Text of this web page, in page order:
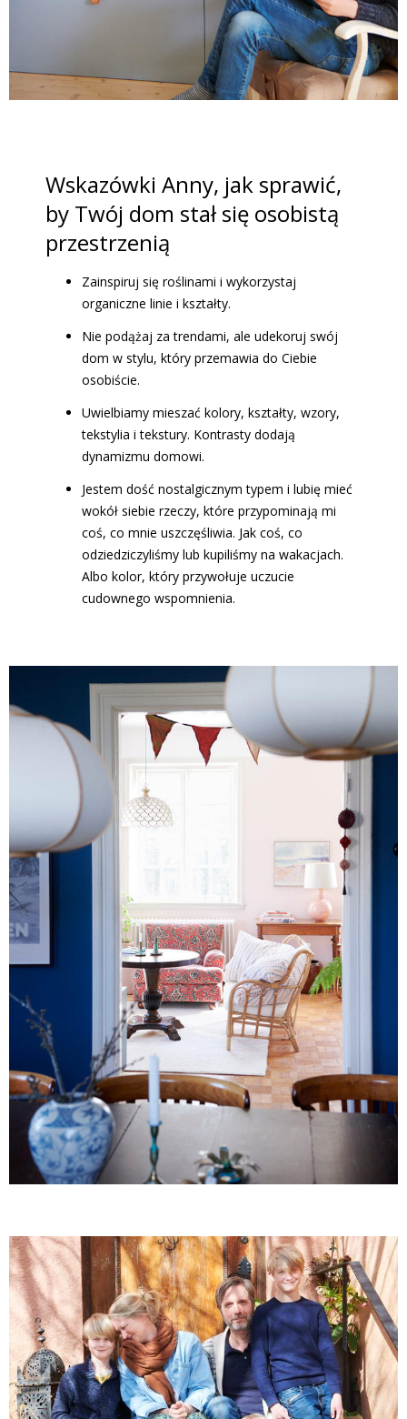
Wskazówki Anny, jak sprawić,
by Twój dom stał się osobistą
przestrzenią
Zainspiruj się roślinami i wykorzystaj
organiczne linie i kształty.
Nie podążaj za trendami, ale udekoruj swój
dom w stylu, który przemawia do Ciebie
osobiście.
Uwielbiamy mieszać kolory, kształty, wzory,
tekstylia i tekstury. Kontrasty dodają
dynamizmu domowi.
Jestem dość nostalgicznym typem i lubię mieć
wokół siebie rzeczy, które przypominają mi
coś, co mnie uszczęśliwia. Jak coś, co
odziedziczyliśmy lub kupiliśmy na wakacjach.
Albo kolor, który przywołuje uczucie
cudownego wspomnienia.